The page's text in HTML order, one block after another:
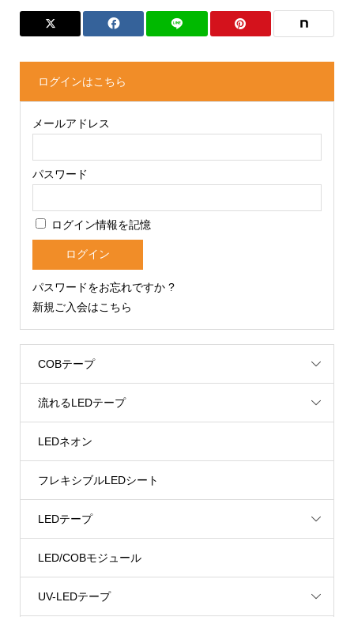
ログインはこちら
メールアドレス
パスワード
ログイン情報を記憶
パスワードをお忘れですか ?
新規ご入会はこちら
COBテープ
流れるLEDテープ
LEDネオン
フレキシブルLEDシート
LEDテープ
LED/COBモジュール
UV-LEDテープ